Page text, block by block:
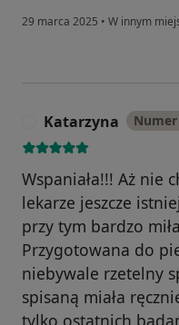
29 marca 2025 • W innym
Katarzyna
Wspaniała!!! Aż nie
lekarze jeszcze
przy tym bardzo
Przygotowana do
niebywale rzetelny
spisaną miała
tylko ostatnich